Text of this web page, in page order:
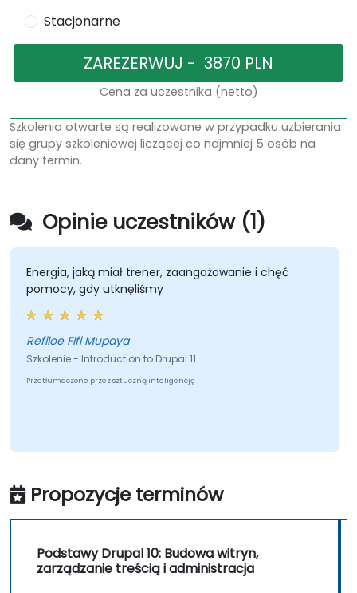
Stacjonarne
Cena za uczestnika (netto)
Szkolenia otwarte są realizowane w przypadku uzbierania
się grupy szkoleniowej liczącej co najmniej 5 osób na
dany termin.
Opinie uczestników (1)
Energia, jaką miał trener, zaangażowanie i chęć
pomocy, gdy utknęliśmy
Refiloe Fifi Mupaya
Szkolenie - Introduction to Drupal 11
Przetłumaczone przez sztuczną inteligencję
Propozycje terminów
Podstawy Drupal 10: Budowa witryn,
zarządzanie treścią i administracja